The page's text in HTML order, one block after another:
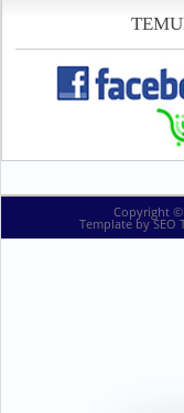
Copyright ©
Template bySEO